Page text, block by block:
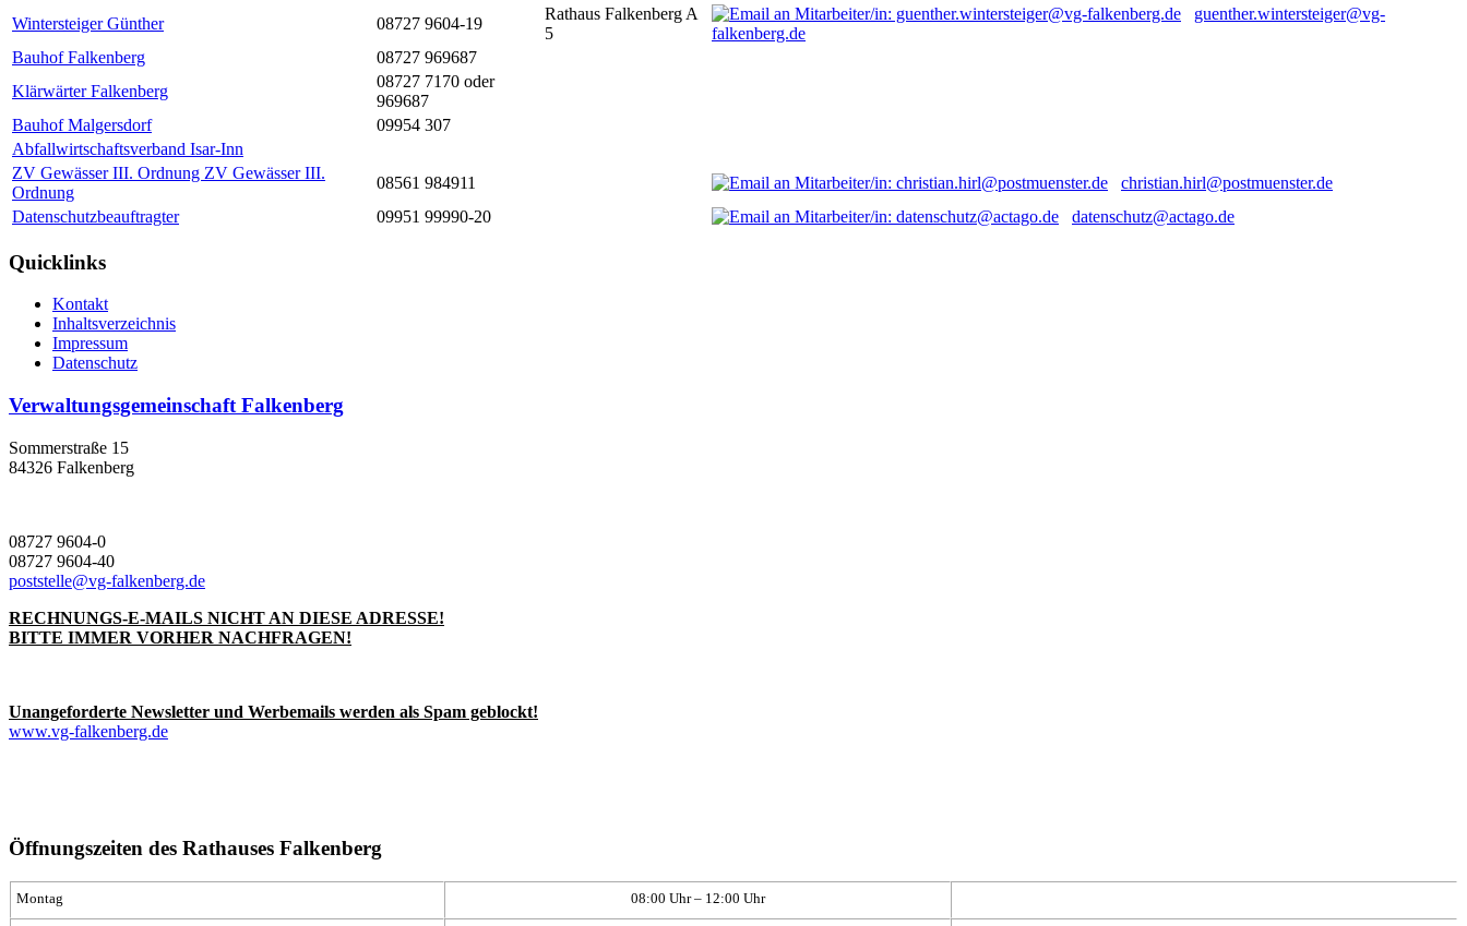
Wintersteiger Günther 08727 9604-19
Rathaus Falkenberg A
5
guenther.wintersteiger@vg-
falkenberg.de
Bauhof Falkenberg
08727 969687
Klärwärter Falkenberg
08727 7170 oder
969687
Bauhof Malgersdorf
09954 307
Abfallwirtschaftsverband Isar-Inn
ZV Gewässer III. Ordnung ZV Gewässer III.
Ordnung
08561 984911
christian.hirl@postmuenster.de
Datenschutzbeauftragter
09951 99990-20 datenschutz@actago.de
Quicklinks
Kontakt
Inhaltsverzeichnis
Impressum
Datenschutz
Verwaltungsgemeinschaft Falkenberg
Sommerstraße 15
84326 Falkenberg
08727 9604-0
08727 9604-40
poststelle@vg-falkenberg.de
RECHNUNGS-E-MAILS NICHT AN DIESE ADRESSE!
BITTE IMMER VORHER NACHFRAGEN!
Unangeforderte Newsletter und Werbemails werden als Spam geblockt!
www.vg-falkenberg.de
Öffnungszeiten des Rathauses Falkenberg
Montag 08:00 Uhr – 12:00 Uhr